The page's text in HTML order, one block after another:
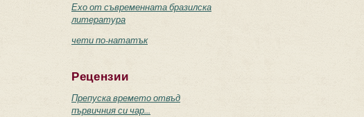
Ехо от съвременната бразилска
литература
чети по-нататък
Рецензии
Препуска времето отвъд
първичния си чар...